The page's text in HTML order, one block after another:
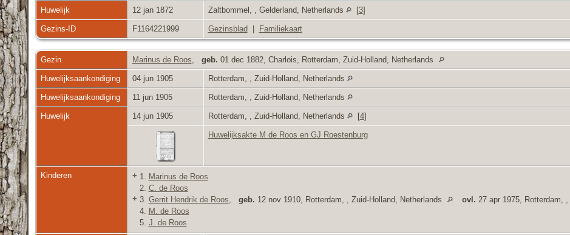
Huwelijk 12 jan 1872 Zaltbommel, , Gelderland, Netherlands [3]
Gezins-ID F1164221999 Gezinsblad Familiekaart
Gezin Marinus de Roos geb. 01 dec 1882, Charlois, Rotterdam, Zuid-Holland, Netherlands
Huwelijksaankondiging 04 jun 1905 Rotterdam, , Zuid-Holland, Netherlands
Huwelijksaankondiging 11 jun 1905 Rotterdam, , Zuid-Holland, Netherlands
Huwelijk 14 jun 1905 Rotterdam, , Zuid-Holland, Netherlands [4]
Huwelijksakte M de Roos en GJ Roestenburg
Kinderen + 1.
Marinus de Roos
2. C. de Roos
+ 3. Gerrit Hendrik de Roos geb. 12 nov 1910, Rotterdam, , Zuid-Holland, Netherlands ovl. 27 apr 1975, Rotterdam,
4.
M. de Roos
5. J. de Roos